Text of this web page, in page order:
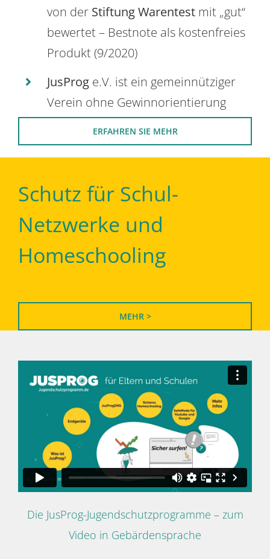
von der Stiftung Warentest mit „gut“
bewertet – Bestnote als kostenfreies
Produkt (9/2020)
JusProg e.V. ist ein gemeinnütziger
Verein ohne Gewinnorientierung
ERFAHREN SIE MEHR
Schutz für Schul-
Netzwerke und
Homeschooling
MEHR >
Die JusProg-Jugendschutzprogramme – zum
Video in Gebärdensprache